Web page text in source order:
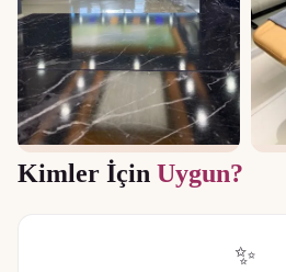
Kimler İçin Uygun?
✨